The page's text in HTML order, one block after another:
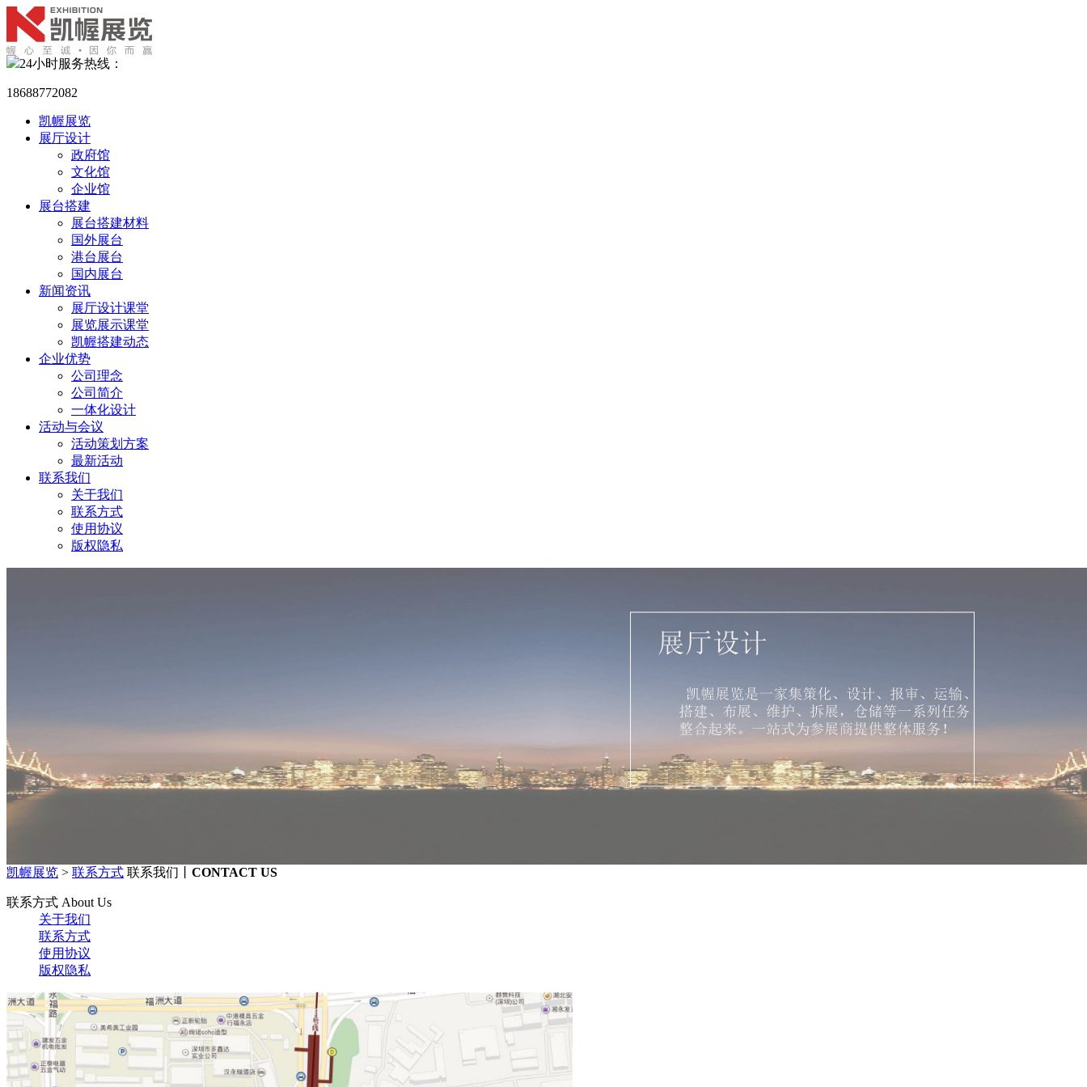
24小时服务热线：
18688772082
凯幄展览
展厅设计
政府馆
文化馆
企业馆
展台搭建
展台搭建材料
国外展台
港台展台
国内展台
新闻资讯
展厅设计课堂
展览展示课堂
凯幄搭建动态
企业优势
公司理念
公司简介
一体化设计
活动与会议
活动策划方案
最新活动
联系我们
关于我们
联系方式
使用协议
版权隐私
凯幄展览 > 联系方式 联系我们丨 CONTACT US
联系方式 About Us
关于我们
联系方式
使用协议
版权隐私